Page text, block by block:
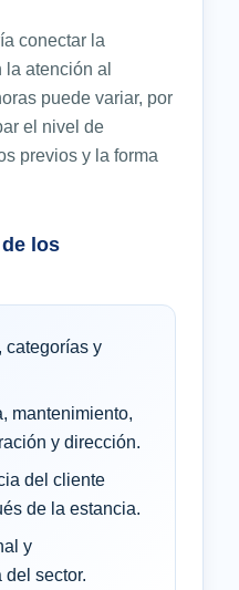
conectar la
la atención al
puede variar, por
el nivel de
previos y la forma
los
categorías y
mantenimiento,
y dirección.
del cliente
de la estancia.
y
sector.